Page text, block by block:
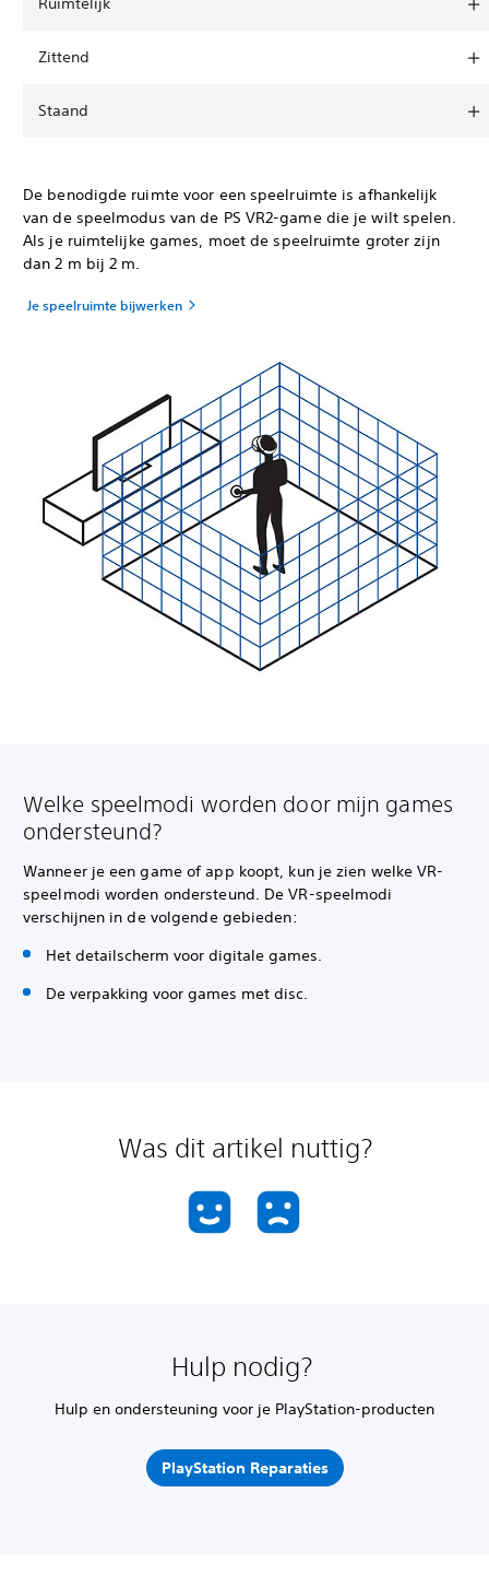
Zittend
Staand
De benodigde ruimte voor een speelruimte is afhankelijk
van de speelmodus van de PS VR2-game die je wilt spelen.
Als je ruimtelijke games, moet de speelruimte groter zijn
dan 2 m bij 2 m.
Je speelruimte bijwerken
Welke speelmodi worden door mijn games
ondersteund?
Wanneer je een game of app koopt, kun je zien welke VR-
speelmodi worden ondersteund. De VR-speelmodi
verschijnen in de volgende gebieden:
Het detailscherm voor digitale games.
De verpakking voor games met disc.
Was dit artikel nuttig?
Hulp nodig?
Hulp en ondersteuning voor je PlayStation-producten
PlayStation Reparaties